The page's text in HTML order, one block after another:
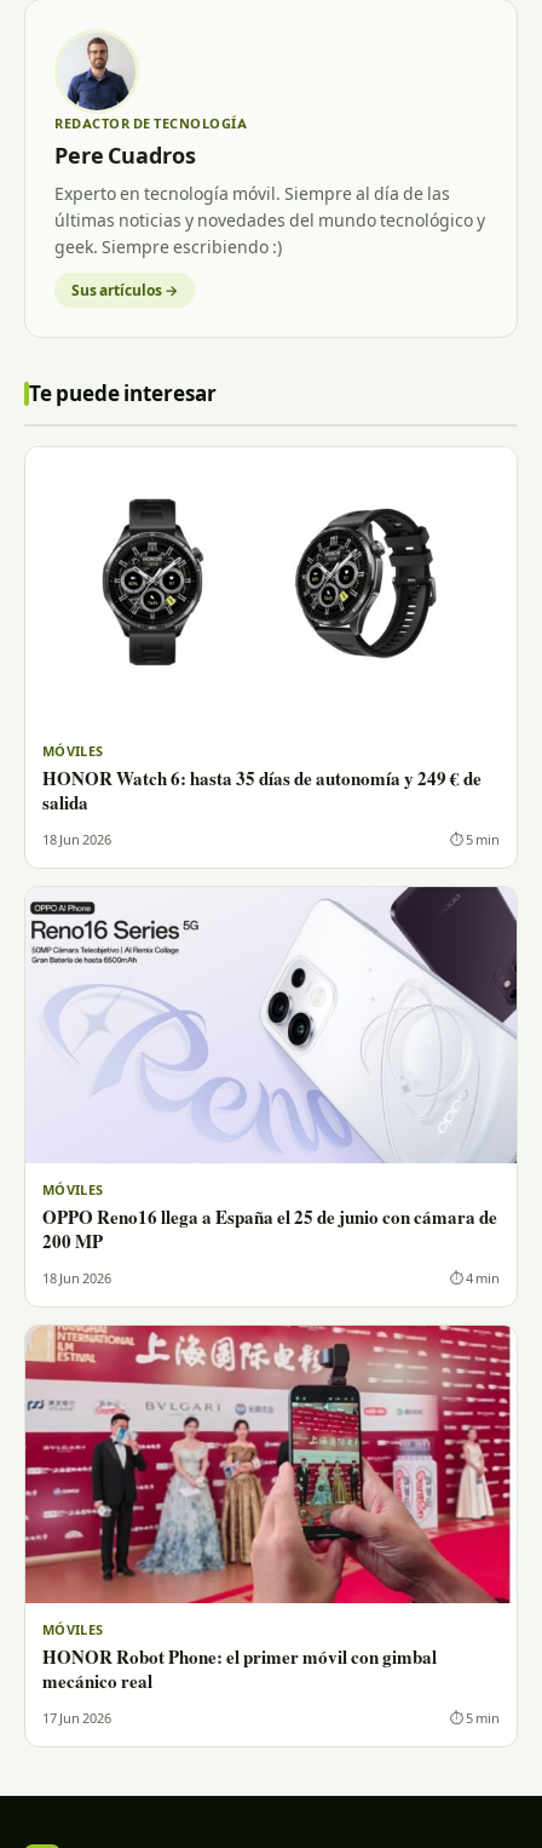
REDACTOR DE TECNOLOGÍA
Pere Cuadros
Experto en tecnología móvil. Siempre al día de las
últimas noticias y novedades del mundo tecnológico y
geek. Siempre escribiendo :)
Sus artículos →
Te puede interesar
MÓVILES
HONOR Watch 6: hasta 35 días de autonomía y 249 € de
salida
18 Jun 2026 ⏱ 5 min
MÓVILES
OPPO Reno16 llega a España el 25 de junio con cámara de
200 MP
18 Jun 2026 ⏱ 4 min
MÓVILES
HONOR Robot Phone: el primer móvil con gimbal
mecánico real
17 Jun 2026 ⏱ 5 min